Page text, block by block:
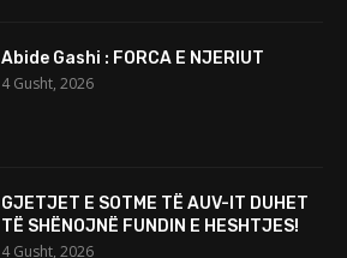
Abide Gashi : FORCA E NJERIUT
4 Gusht, 2026
GJETJET E SOTME TË AUV-IT DUHET
TË SHËNOJNË FUNDIN E HESHTJES!
4 Gusht, 2026